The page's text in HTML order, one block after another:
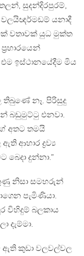
සුදන්දිරපුරම්,
යනාදී
වතාවක් යුධ මුක්ත
ඉස්ථානයේදීම මිය
තිබුණේ නෑ. පිරිසුදු
බඩුමුට්ටු එනවා.
අතට තමයි
ආහාර ද්‍රව්‍ය
දුන්නා.”
නිසා සමහරුන්
පැමිණියා.
විහිදුම් බලකාය
දැම්මා.
ඇති කුඩා වලවල්වල